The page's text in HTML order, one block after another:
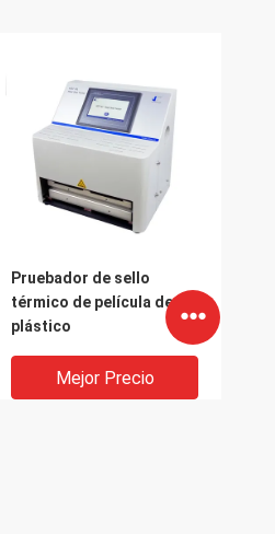
Pruebador de sello
térmico de película de
plástico
Mejor Precio